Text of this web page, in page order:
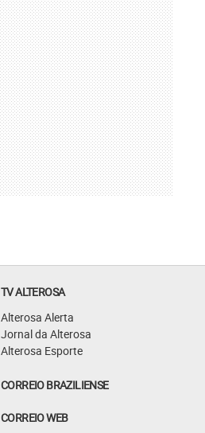
TV ALTEROSA
Alterosa Alerta
Jornal da Alterosa
Alterosa Esporte
CORREIO BRAZILIENSE
CORREIO WEB